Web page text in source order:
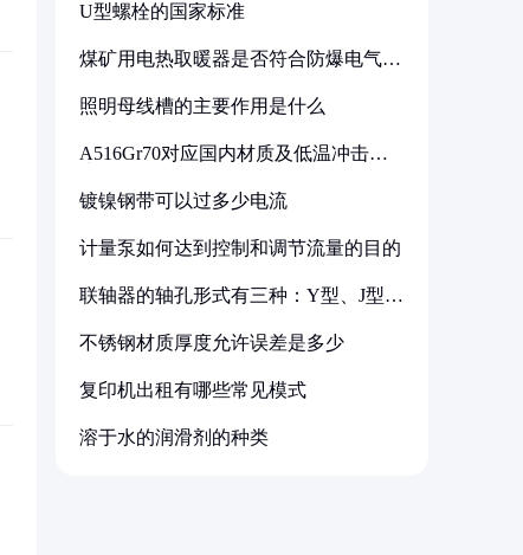
U型螺栓的国家标准
煤矿用电热取暖器是否符合防爆电气设
照明母线槽的主要作用是什么
A516Gr70对应国内材质及低温冲击要
镀镍钢带可以过多少电流
计量泵如何达到控制和调节流量的目的
联轴器的轴孔形式有三种：Y型、J型、
不锈钢材质厚度允许误差是多少
复印机出租有哪些常见模式
溶于水的润滑剂的种类